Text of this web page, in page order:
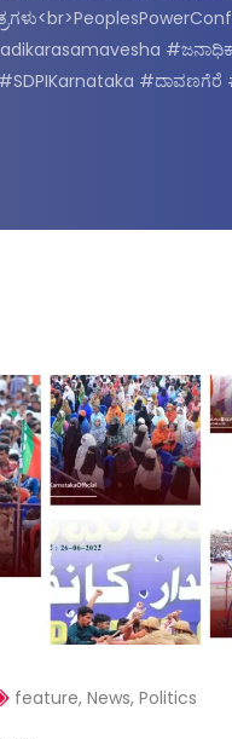
#SDPIKarnataka #ದಾವಣಗೆರೆ
feature, News, Politics